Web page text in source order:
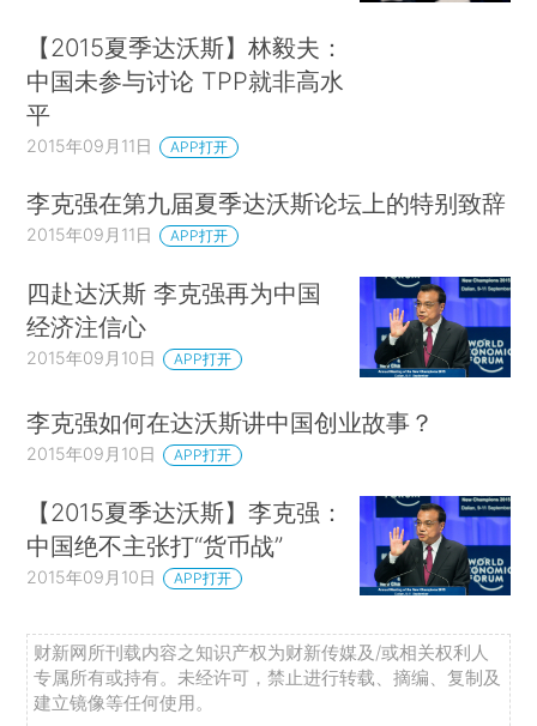
【2015夏季达沃斯】林毅夫：
中国未参与讨论 TPP就非高水
平
2015年09月11日 APP打开
李克强在第九届夏季达沃斯论坛上的特别致辞
2015年09月11日 APP打开
四赴达沃斯 李克强再为中国
经济注信心
2015年09月10日 APP打开
李克强如何在达沃斯讲中国创业故事？
2015年09月10日 APP打开
【2015夏季达沃斯】李克强：
中国绝不主张打“货币战”
2015年09月10日 APP打开
财新网所刊载内容之知识产权为财新传媒及/或相关权利人
专属所有或持有。未经许可，禁止进行转载、摘编、复制及
建立镜像等任何使用。